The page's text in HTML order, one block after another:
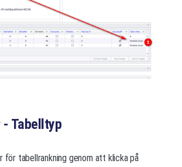
- Tabelltyp
för tabellrankning genom att klicka på